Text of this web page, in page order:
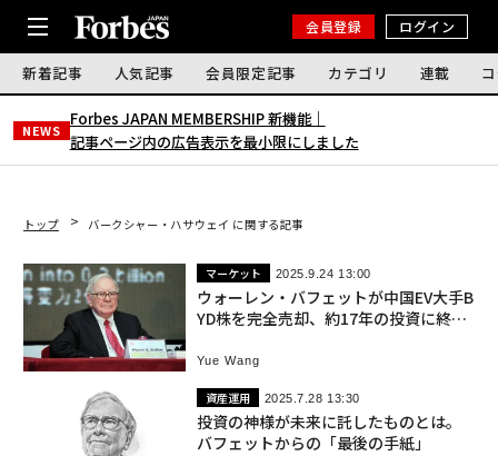
会員登録 ログイン
新着記事 人気記事 会員限定記事 カテゴリ 連載
NEWS
Forbes JAPAN MEMBERSHIP 新機能｜
記事ページ内の広告表示を最小限にしました
トップ バークシャー・ハサウェイ に関する記事
マーケット 2025.9.24 13:00
ウォーレン・バフェットが中国EV大手B
YD株を完全売却、約17年の投資に終止
Yue Wang
資産運用 2025.7.28 13:30
投資の神様が未来に託したものとは。
バフェットからの「最後の手紙」